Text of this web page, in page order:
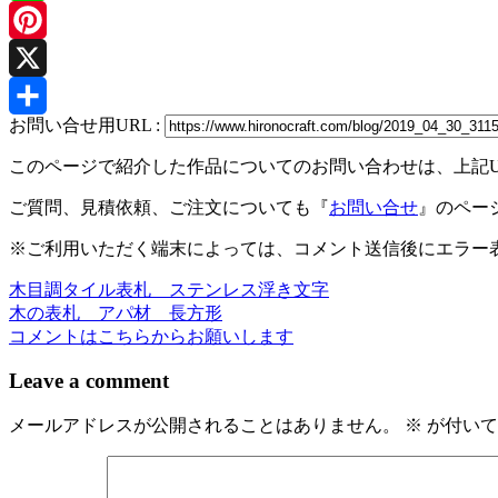
Line
Pinterest
X
共
有
お問い合せ用URL :
このページで紹介した作品についてのお問い合わせは、
ご質問、見積依頼、ご注文についても『お問い合せ 』のペー
※ご利用いただく端末によっては、コメント送信後にエラー
投
稿
ナ
ゲ
木目調タイル表札 ステンレス浮き文字
木の表札 アパ材 長方形
コメントはこちらからお願いします
Leave a comment
メールアドレスが公開されることはありません。 ※ が付い